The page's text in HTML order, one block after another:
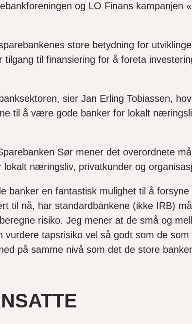
og LO Finans kampanjen
store betydning for
til finansiering for å foreta
sier Jan Erling Tobiassen,
til å være gode banker for lokalt
Sør mener det overordnete
næringsliv, privatkunder og
banker en fantastisk mulighet til å
nå, har standardbankene (ikke IRB)
risiko. Jeg mener at de små og
tapsrisiko vel så godt som de
på samme nivå som det de store